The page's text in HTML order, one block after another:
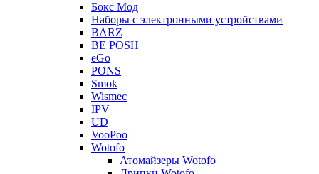
Бокс Мод
Наборы с электронными устройствами
BARZ
BE POSH
eGo
PONS
Smok
Wismec
IPV
UD
VooPoo
Wotofo
Атомайзеры Wotofo